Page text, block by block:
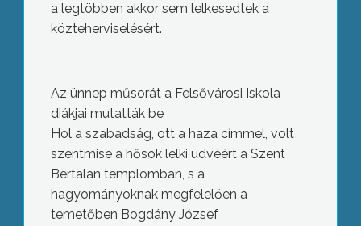
a legtöbben akkor sem lelkesedtek a
közteherviselésért.
Az ünnep műsorát a Felsővárosi Iskola
diákjai mutatták be
Hol a szabadság, ott a haza címmel, volt
szentmise a hősök lelki üdvéért a Szent
Bertalan templomban, s a
hagyományoknak megfelelően a
temetőben Bogdány József